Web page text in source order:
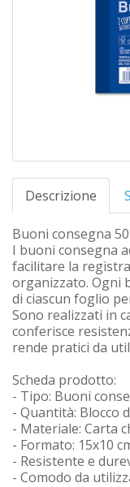
Descrizione
Buoni consegna
I buoni consegna
facilitare la
organizzato. Ogni
di ciascun foglio
Sono realizzati in
conferisce
rende pratici da
Scheda prodotto:
- Tipo: Buoni
- Quantità: Blocco
- Materiale: Carta
- Formato: 15x10
- Resistente e
- Comodo da